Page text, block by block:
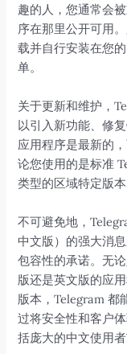
趣的人，您通常会
序在那里公开可用
载并自行安装在您
单。
关于更新和维护，
以引入新功能、修
应用程序是最新的
论您使用的是标准
类型的区域特定版
不可避免地，
中文版）的强大消
包容性的承诺。无
版还是英文版的应
版本，Telegram 都
过将安全性和客户
括庞大的中文使用